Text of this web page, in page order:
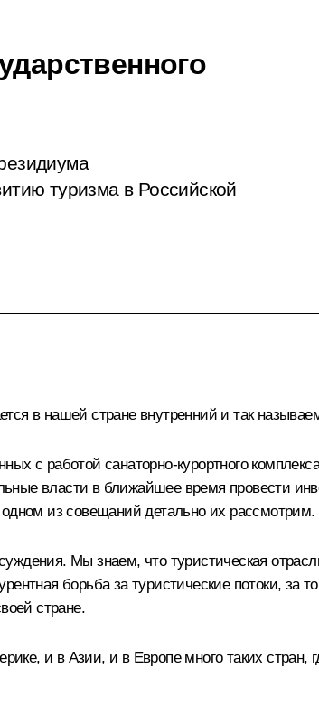
туризма в Российской
в нашей стране внутренний и так
с работой санаторно-курортного
власти в ближайшее время провести
из совещаний детально их рассмотрим.
Мы знаем, что туристическая
борьба за туристические потоки,
стране.
и в Азии, и в Европе много таких стран,